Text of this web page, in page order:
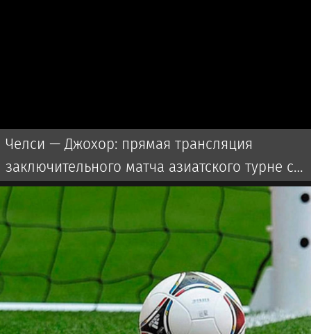
Челси — Джохор: прямая трансляция
заключительного матча азиатского турне с
участием Дастана Сатпаева